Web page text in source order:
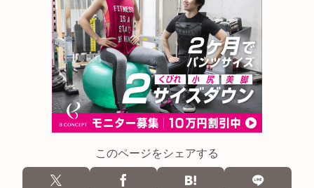
このページをシェアする